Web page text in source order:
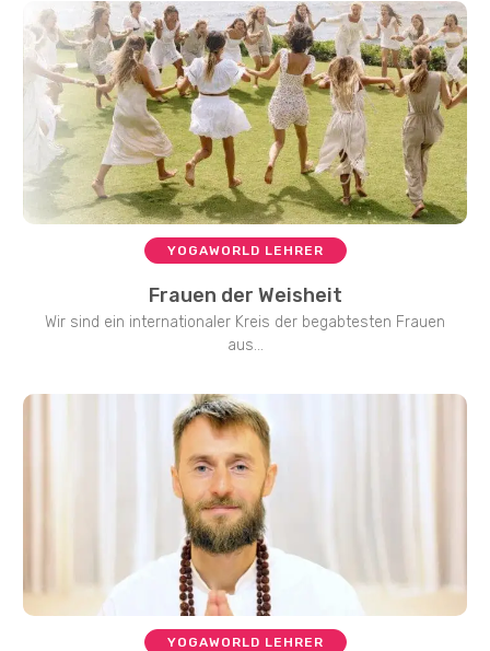
YOGAWORLD LEHRER
Frauen der Weisheit
Wir sind ein internationaler Kreis der begabtesten Frauen
aus...
YOGAWORLD LEHRER